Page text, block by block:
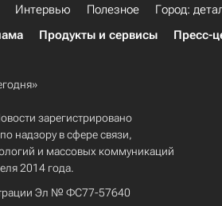
Интервью Полезное
Город:
Продукты и сервисы Пресс-
зарегистрировано
надзору в сфере связи,
и массовых коммуникаций
2014 года.
Эл № ФС77-57640